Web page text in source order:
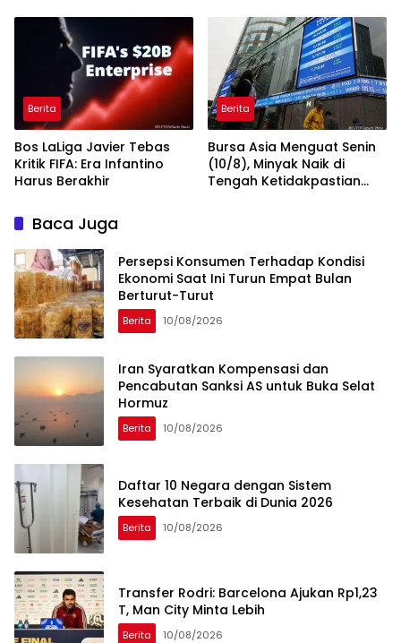
Berita
Bos LaLiga Javier Tebas
Kritik FIFA: Era Infantino
Harus Berakhir
Berita
Bursa Asia Menguat Senin
(10/8), Minyak Naik di
Tengah Ketidakpastian
Baca Juga
Persepsi Konsumen Terhadap Kondisi
Ekonomi Saat Ini Turun Empat Bulan
Berturut-Turut
Berita 10/08/2026
Iran Syaratkan Kompensasi dan
Pencabutan Sanksi AS untuk Buka Selat
Hormuz
Berita 10/08/2026
Daftar 10 Negara dengan Sistem
Kesehatan Terbaik di Dunia 2026
Berita 10/08/2026
Transfer Rodri: Barcelona Ajukan Rp1,23
T, Man City Minta Lebih
Berita 10/08/2026